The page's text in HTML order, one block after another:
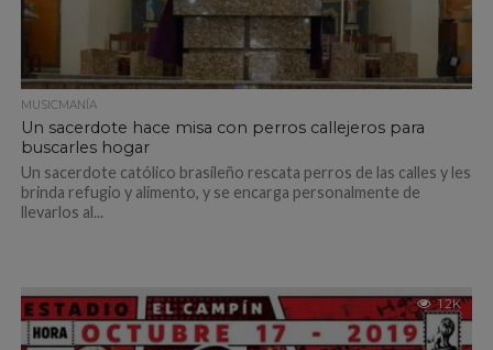
MUSICMANÍA
Un sacerdote hace misa con perros callejeros para
buscarles hogar
Un sacerdote católico brasileño rescata perros de las calles y les
brinda refugio y alimento, y se encarga personalmente de
llevarlos al...
1.2K